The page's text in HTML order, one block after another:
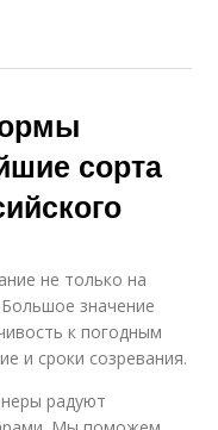
сорта
не только на
значение
к погодным
и сроки созревания.
радуют